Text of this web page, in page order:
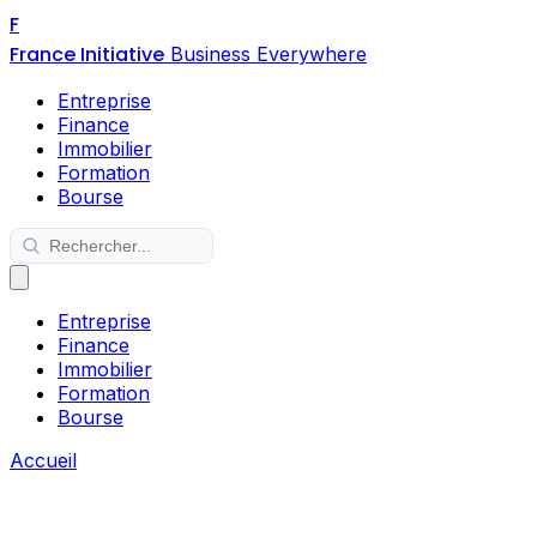
F
France Initiative Business Everywhere
Entreprise
Finance
Immobilier
Formation
Bourse
Entreprise
Finance
Immobilier
Formation
Bourse
Accueil